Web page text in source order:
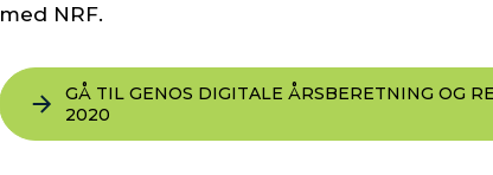
med NRF.
GÅ TIL GENOS DIGITALE ÅRSBERETNING OG
2020